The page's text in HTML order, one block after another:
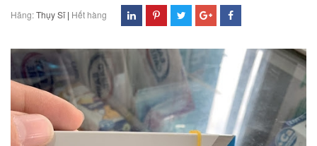
Hãng:Thụy Sĩ| Hết hàng